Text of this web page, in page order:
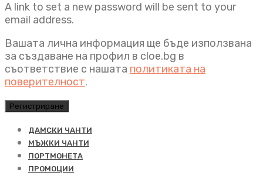
A link to set a new password will be sent to your
email address.
Вашата лична информация ще бъде използвана
за създаване на профил в cloe.bg в
съответствие с нашата политиката на
поверителност.
Регистриране
ДАМСКИ ЧАНТИ
МЪЖКИ ЧАНТИ
ПОРТМОНЕТА
ПРОМОЦИИ